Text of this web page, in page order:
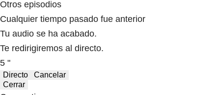
Otros episodios
Cualquier tiempo pasado fue anterior
Tu audio se ha acabado.
Te redirigiremos al directo.
5 "
Directo
Cancelar
Cerrar